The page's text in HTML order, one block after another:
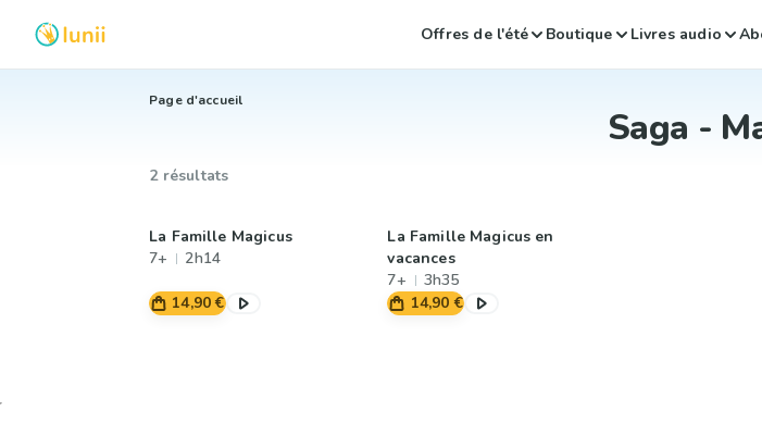
Offres de l'été Boutique Livres audio
Page d'accueil
Saga -
2 résultats
La Famille Magicus
7+
2h14
14,90 €
La Famille Magicus en
vacances
7+
3h35
14,90 €